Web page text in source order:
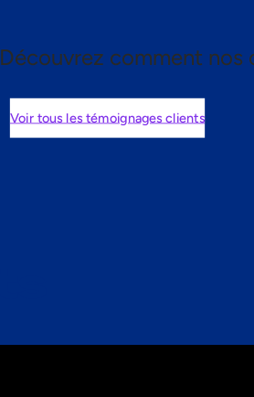
Découvrez comment
Voir tous les témoignages clients